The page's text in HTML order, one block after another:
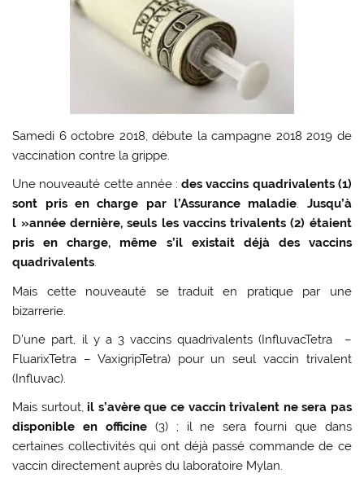
Samedi 6 octobre 2018, débute la campagne 2018 2019 de
vaccination contre la grippe.
Une nouveauté cette année :des vaccins quadrivalents (1)
sont pris en charge par l’Assurance maladie. Jusqu’à
l »année dernière, seuls les vaccins trivalents (2) étaient
pris en charge, même s’il existait déjà des vaccins
quadrivalents.
Mais cette nouveauté se traduit en pratique par une
bizarrerie.
D’une part, il y a 3 vaccins quadrivalents (InfluvacTetra –
FluarixTetra – VaxigripTetra) pour un seul vaccin trivalent
(Influvac).
Mais surtout, il s’avère que ce vaccin trivalent ne sera pas
disponible en officine(3) ; il ne sera fourni que dans
certaines collectivités qui ont déjà passé commande de ce
vaccin directement auprès du laboratoire Mylan.